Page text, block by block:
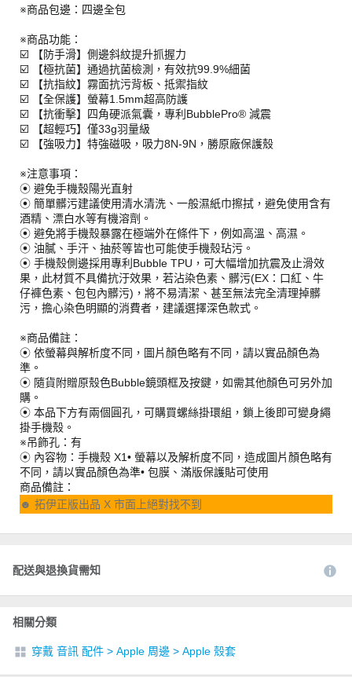
※商品包邊：四邊全包
※商品功能：
☑️ 【防手滑】側邊斜紋提升抓握力
☑️ 【極抗菌】通過抗菌檢測，有效抗99.9%細菌
☑️ 【抗指紋】霧面抗污背板、抵禦指紋
☑️ 【全保護】螢幕1.5mm超高防護
☑️ 【抗衝擊】四角硬派氣囊，專利BubblePro® 減震
☑️ 【超輕巧】僅33g羽量級
☑️ 【強吸力】特強磁吸，吸力8N-9N，勝原廠保護殼
※注意事項：
⦿ 避免手機殼陽光直射
⦿ 簡單髒污建議使用清水清洗、一般濕紙巾擦拭，避免使用含有
酒精、漂白水等有機溶劑。
⦿ 避免將手機殼暴露在極端外在條件下，例如高溫、高濕。
⦿ 油膩、手汗、抽菸等皆也可能使手機殼玷污。
⦿ 手機殼側邊採用專利Bubble TPU，可大幅增加抗震及止滑效
果，此材質不具備抗汙效果，若沾染色素、髒污(EX：口紅、牛
仔褲色素、包包內髒污)，將不易清潔、甚至無法完全清理掉髒
污，擔心染色明顯的消費者，建議選擇深色款式。
※商品備註：
⦿ 依螢幕與解析度不同，圖片顏色略有不同，請以實品顏色為
準。
⦿ 隨貨附贈原殼色Bubble鏡頭框及按鍵，如需其他顏色可另外加
購。
⦿ 本品下方有兩個圓孔，可購買螺絲掛環組，鎖上後即可變身繩
掛手機殼。
※吊飾孔：有
⦿ 內容物：手機殼 X1• 螢幕以及解析度不同，造成圖片顏色略有
不同，請以實品顏色為準• 包膜、滿版保護貼可使用
商品備註：
☻ 拓伊正版出品 X 市面上絕對找不到
配送與退換貨需知
相關分類
穿戴 音訊 配件 > Apple 周邊 > Apple 殼套